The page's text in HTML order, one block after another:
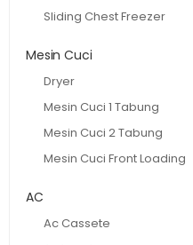
Sliding Chest Freezer
Mesin Cuci
Dryer
Mesin Cuci 1 Tabung
Mesin Cuci 2 Tabung
Mesin Cuci Front Loading
AC
Ac Cassete